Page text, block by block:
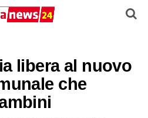
libera al nuovo
che